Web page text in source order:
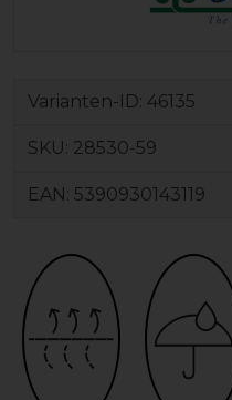
Varianten-ID: 46135
SKU: 28530-59
EAN: 5390930143119